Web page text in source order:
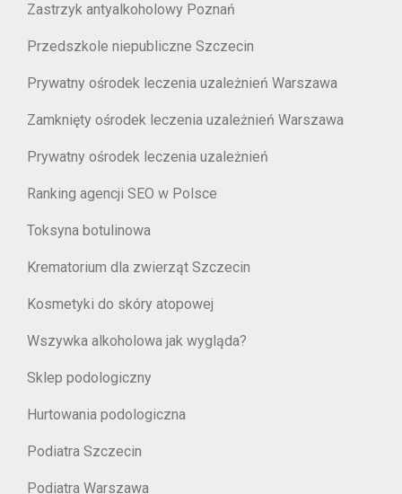
Zastrzyk antyalkoholowy Poznań
Przedszkole niepubliczne Szczecin
Prywatny ośrodek leczenia uzależnień Warszawa
Zamknięty ośrodek leczenia uzależnień Warszawa
Prywatny ośrodek leczenia uzależnień
Ranking agencji SEO w Polsce
Toksyna botulinowa
Krematorium dla zwierząt Szczecin
Kosmetyki do skóry atopowej
Wszywka alkoholowa jak wygląda?
Sklep podologiczny
Hurtowania podologiczna
Podiatra Szczecin
Podiatra Warszawa